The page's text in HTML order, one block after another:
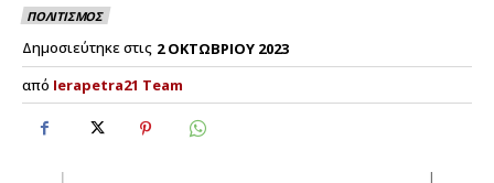
ΠΟΛΙΤΙΣΜΟΣ
Δημοσιεύτηκε στις 2 ΟΚΤΩΒΡΙΟΥ 2023
από Ierapetra21 Team